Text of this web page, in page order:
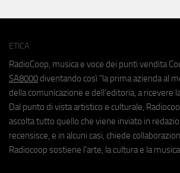
ETICA
RadioCoop, musica e voce dei punti vendita
SA8000 diventando così "la prima azienda al
della comunicazione e dell'editoria, a ricevere
Dal punto di vista artistico e culturale,
ascolta tutto quello che viene inviato in
recensisce, e in alcuni casi, chiede
Radiocoop sostiene l'arte, la cultura e la